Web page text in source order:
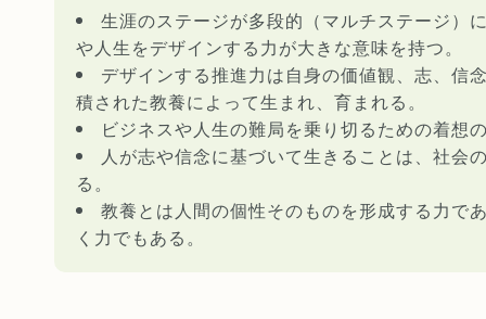
生涯のステージが多段的（マルチステージ）
や人生をデザインする力が大きな意味を持つ。
デザインする推進力は自身の価値観、志、信
積された教養によって生まれ、育まれる。
ビジネスや人生の難局を乗り切るための着想
人が志や信念に基づいて生きることは、社会
る。
教養とは人間の個性そのものを形成する力で
く力でもある。